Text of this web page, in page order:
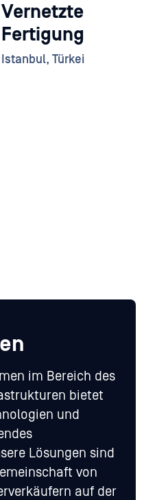
Vernetzte
Fertigung
Istanbul, Türkei
im Bereich des
bietet
und
Lösungen sind
von
auf der